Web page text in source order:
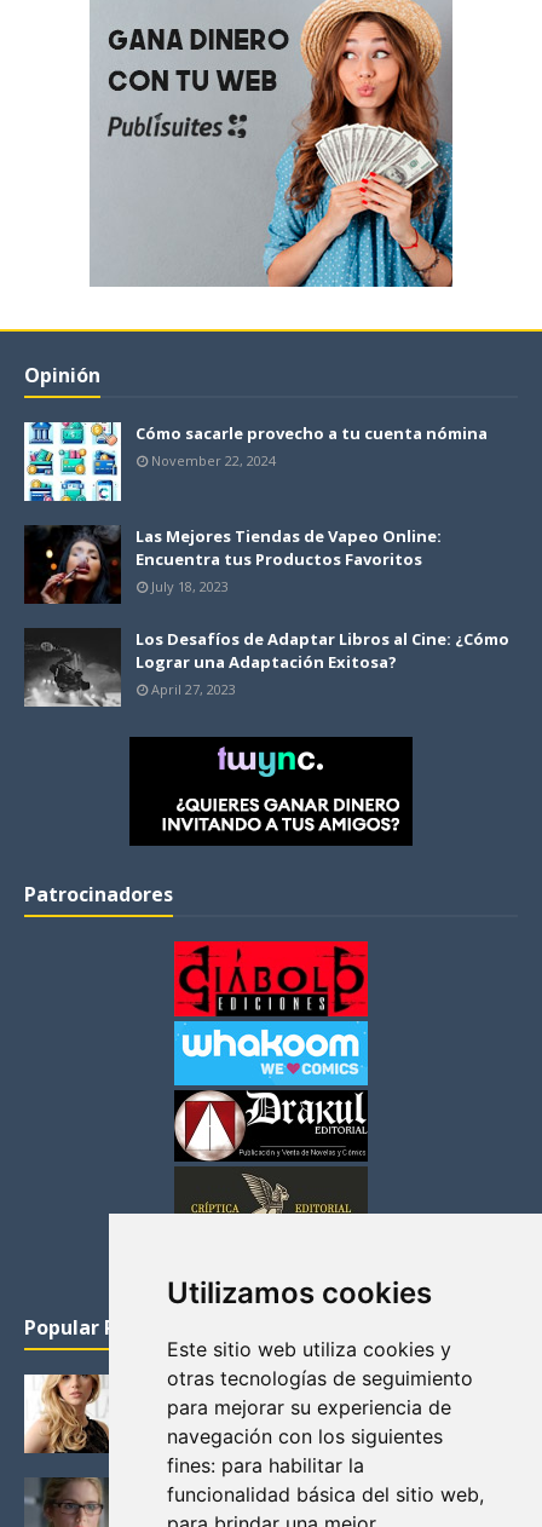
Utilizamos cookies
Este sitio web utiliza cookies y
otras tecnologías de seguimiento
para mejorar su experiencia de
navegación con los siguientes
fines: para habilitar la
funcionalidad básica del sitio web,
Opinión
Cómo sacarle provecho a tu cuenta nómina
November 22, 2024
Las Mejores Tiendas de Vapeo Online:
Encuentra tus Productos Favoritos
July 18, 2023
Los Desafíos de Adaptar Libros al Cine: ¿Cómo
Lograr una Adaptación Exitosa?
April 27, 2023
Patrocinadores
Popular Posts
KATHERYN WINNICK: LA ACTRIZ MAS GUAPA DE
VIKINGOS
Junio 14, 2013
FELICITY (EMILY BETT RICKARDS), LAS FOTOS
MAS BONITAS DE LA ALIADA DE ARROW